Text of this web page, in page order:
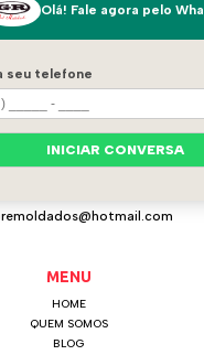
ENDEREÇO
Adami, 1556 - Vila Zeferina
- SP - 08574-020
GR PRÉ MOLDADOS
(11) 4642-0021
MENU
HOME
QUEM SOMOS
BLOG
Olá! Fale agora pelo
seu telefone
INICIAR CONVERSA